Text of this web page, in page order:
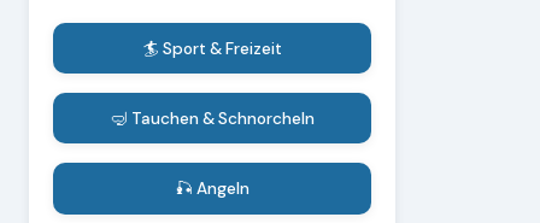
🏄 Sport & Freizeit
🤿 Tauchen & Schnorcheln
🎣 Angeln